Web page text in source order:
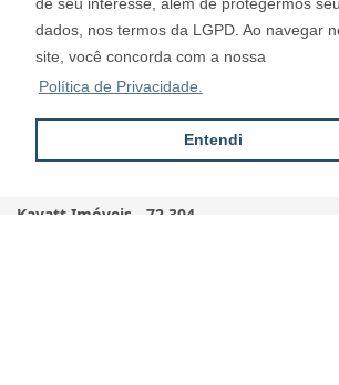
dados, nos termos da LGPD. Ao navegar
site, você concorda com a nossa
Política de Privacidade.
Entendi
CRECI: 72.304
Informações de Contato
Kayatt Imóveis - 72.304